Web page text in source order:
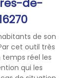
de son
cet outil très
réel les
qui les